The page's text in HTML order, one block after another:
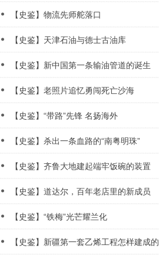
【史鉴】物流先师舵落口
【史鉴】天津石油与德士古油库
【史鉴】新中国第一条输油管道的诞生
【史鉴】老照片追忆勇闯死亡沙海
【史鉴】“带路”先锋 名扬海外
【史鉴】杀出一条血路的“南粤明珠”
【史鉴】齐鲁大地建起端牢饭碗的装置
【史鉴】道达尔，百年老店里的新成员
【史鉴】“铁梅”光芒耀兰化
【史鉴】新疆第一套乙烯工程怎样建成的